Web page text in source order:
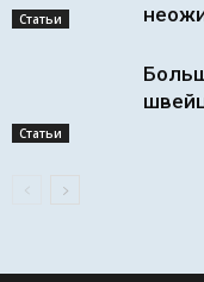
Статьи
Статьи